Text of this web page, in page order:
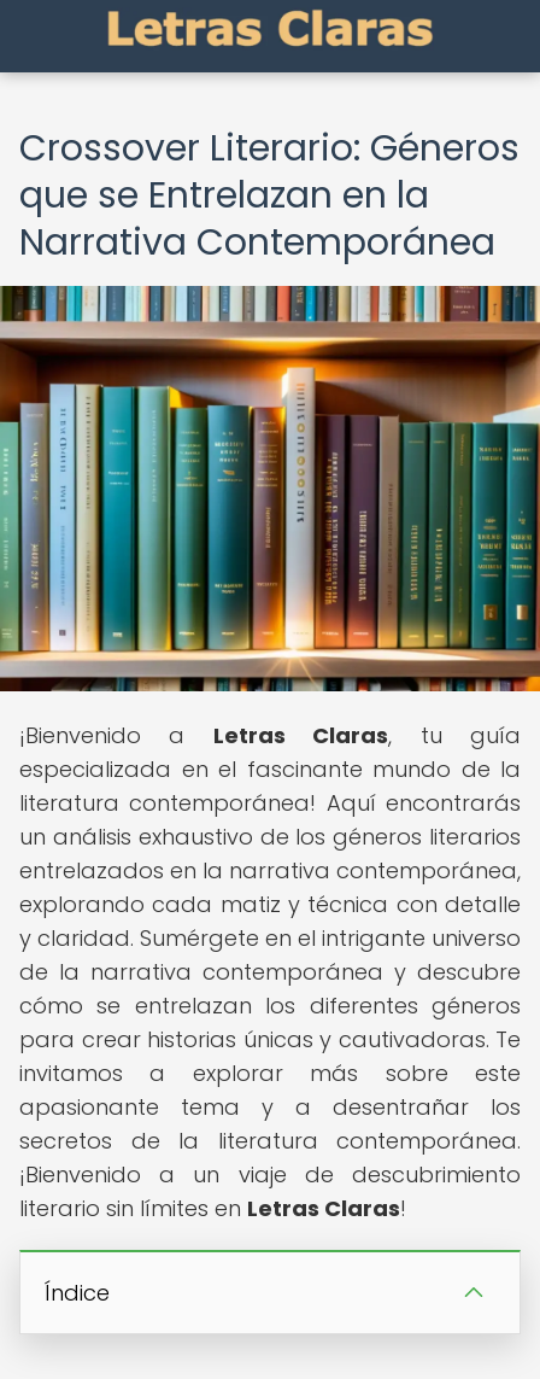
Crossover Literario: Géneros
que se Entrelazan en la
Narrativa Contemporánea
¡Bienvenido a Letras Claras, tu guía
especializada en el fascinante mundo de la
literatura contemporánea! Aquí encontrarás
un análisis exhaustivo de los géneros literarios
entrelazados en la narrativa contemporánea,
explorando cada matiz y técnica con detalle
y claridad. Sumérgete en el intrigante universo
de la narrativa contemporánea y descubre
cómo se entrelazan los diferentes géneros
para crear historias únicas y cautivadoras. Te
invitamos a explorar más sobre este
apasionante tema y a desentrañar los
secretos de la literatura contemporánea.
¡Bienvenido a un viaje de descubrimiento
literario sin límites en Letras Claras!
Índice